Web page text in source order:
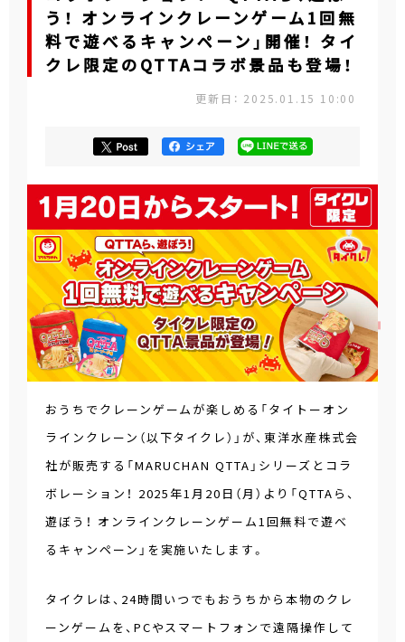
う！ オンラインクレーンゲーム1回無
料で遊べるキャンペーン」開催！ タイ
クレ限定のQTTAコラボ景品も登場！
更新日： 2025.01.15 10:00
おうちでクレーンゲームが楽しめる「タイトーオン
ラインクレーン（以下タイクレ）」が、東洋水産株式会
社が販売する「MARUCHAN QTTA」シリーズとコラ
ボレーション！ 2025年1月20日（月）より「QTTAら、
遊ぼう！ オンラインクレーンゲーム1回無料で遊べ
るキャンペーン」を実施いたします。
タイクレは、24時間いつでもおうちから本物のクレ
ーンゲームを、PCやスマートフォンで遠隔操作して